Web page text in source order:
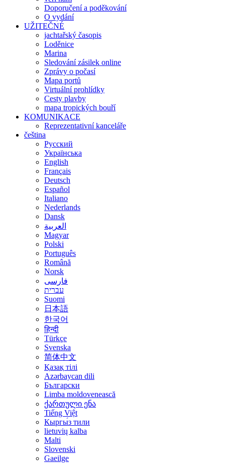
Doporučení a poděkování
O vydání
UŽITEČNÉ
jachtařský časopis
Loděnice
Marina
Sledování zásilek online
Zprávy o počasí
Mapa portů
Virtuální prohlídky
Cesty plavby
mapa tropických bouří
KOMUNIKACE
Reprezentativní kanceláře
čeština
Русский
Українська
English
Français
Deutsch
Español
Italiano
Nederlands
Dansk
العربية
Magyar
Polski
Português
Română
Norsk
فارسی
עברית
Suomi
日本語
한국어
हिन्दी
Türkçe
Svenska
简体中文
Қазақ тілі
Azərbaycan dili
Български
Limba moldovenească
ქართული ენა
Tiếng Việt
Кыргы́з тили
lietuvių kalba
Malti
Slovenski
Gaeilge